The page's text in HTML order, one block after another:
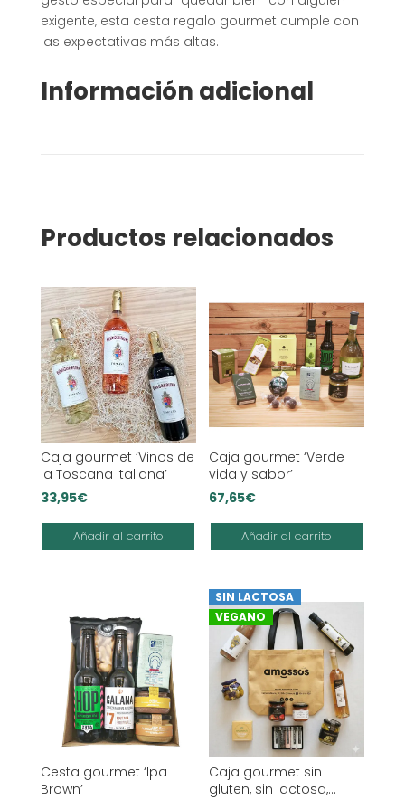
exigente, esta cesta regalo gourmet cumple con
las expectativas más altas.
Información adicional
Productos relacionados
Caja gourmet ‘Vinos de
la Toscana italiana’
33,95€
Añadir al carrito
Caja gourmet ‘Verde
vida y sabor’
67,65€
Añadir al carrito
Cesta gourmet ‘Ipa
Brown’
SIN LACTOSA
VEGANO
Caja gourmet sin
gluten, sin lactosa,